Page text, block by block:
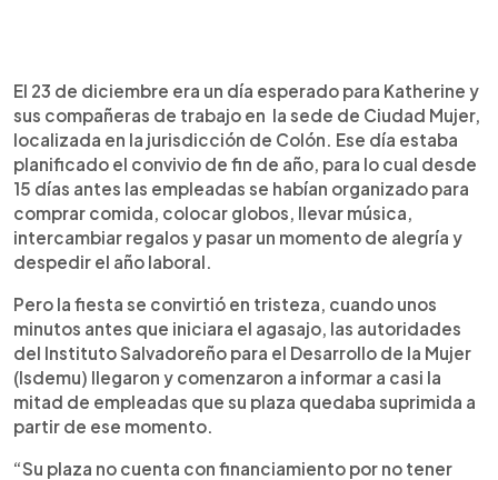
► Escuchar artículo
El 23 de diciembre era un día esperado para Katherine y
sus compañeras de trabajo en la sede de Ciudad Mujer,
localizada en la jurisdicción de Colón. Ese día estaba
planificado el convivio de fin de año, para lo cual desde
15 días antes las empleadas se habían organizado para
comprar comida, colocar globos, llevar música,
intercambiar regalos y pasar un momento de alegría y
despedir el año laboral.
Pero la fiesta se convirtió en tristeza, cuando unos
minutos antes que iniciara el agasajo, las autoridades
del Instituto Salvadoreño para el Desarrollo de la Mujer
(Isdemu) llegaron y comenzaron a informar a casi la
mitad de empleadas que su plaza quedaba suprimida a
partir de ese momento.
“Su plaza no cuenta con financiamiento por no tener